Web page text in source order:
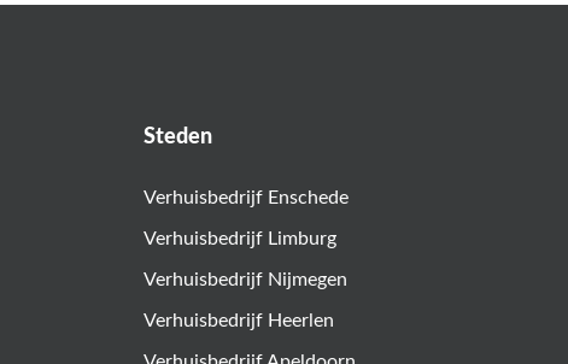
Steden
Verhuisbedrijf Enschede
Verhuisbedrijf Limburg
Verhuisbedrijf Nijmegen
Verhuisbedrijf Heerlen